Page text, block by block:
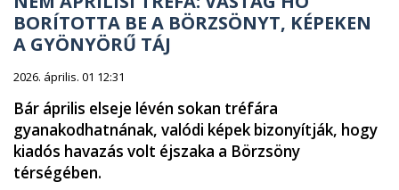
BORÍTOTTA BE A BÖRZSÖNYT, KÉPEKEN
A GYÖNYÖRŰ TÁJ
2026. április. 01 12:31
Bár április elseje lévén sokan tréfára
gyanakodhatnának, valódi képek bizonyítják, hogy
kiadós havazás volt éjszaka a Börzsöny
térségében.